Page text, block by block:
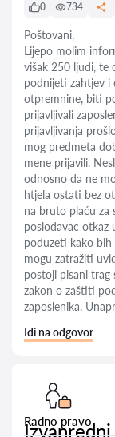
0 734
Poštovani,
Lijepo molim
višak 250 ljudi, te
podnijeti zahtjev i
otpremnine, biti
prijavljivali
prijavljivanja
mog predmeta
mene prijavili.
odnosno da ne
htjela ostati bez
na bruto plaću za
poslodavac otkaz
poduzeti kako
mogu zatražiti
postoji pisani trag
zakon o zaštiti
zaposlenika.
Idi na odgovor
Radno pravo